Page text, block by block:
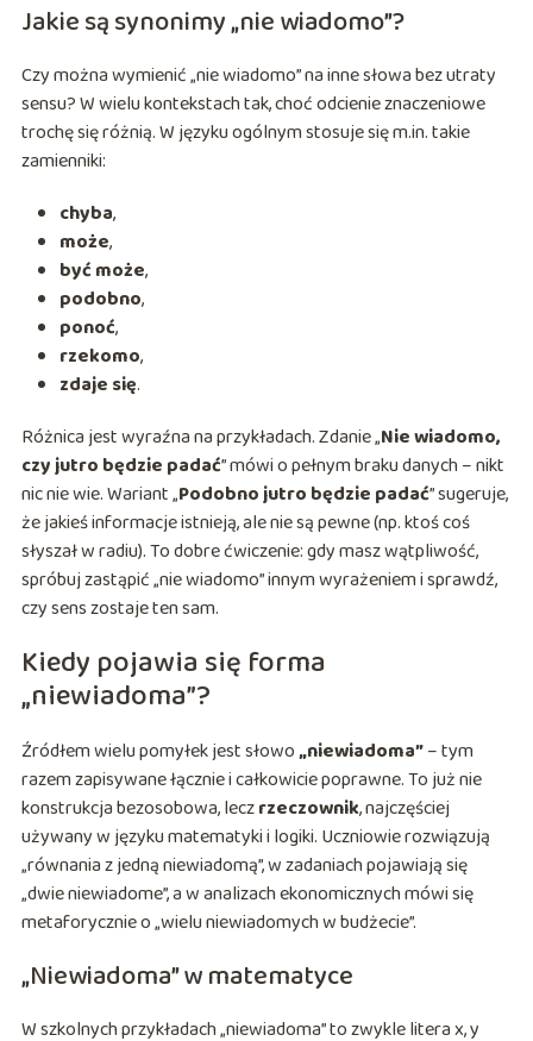
Jakie są synonimy „nie wiadomo”?
Czy można wymienić „nie wiadomo” na inne słowa bez utraty
sensu? W wielu kontekstach tak, choć odcienie znaczeniowe
trochę się różnią. W języku ogólnym stosuje się m.in. takie
zamienniki:
chyba,
może,
być może,
podobno,
ponoć,
rzekomo,
zdaje się.
Różnica jest wyraźna na przykładach. Zdanie „Nie wiadomo,
czy jutro będzie padać” mówi o pełnym braku danych – nikt
nic nie wie. Wariant „Podobno jutro będzie padać” sugeruje,
że jakieś informacje istnieją, ale nie są pewne (np. ktoś coś
słyszał w radiu). To dobre ćwiczenie: gdy masz wątpliwość,
spróbuj zastąpić „nie wiadomo” innym wyrażeniem i sprawdź,
czy sens zostaje ten sam.
Kiedy pojawia się forma
„niewiadoma”?
Źródłem wielu pomyłek jest słowo„niewiadoma”– tym
razem zapisywane łącznie i całkowicie poprawne. To już nie
konstrukcja bezosobowa, leczrzeczownik, najczęściej
używany w języku matematyki i logiki. Uczniowie rozwiązują
„równania z jedną niewiadomą”, w zadaniach pojawiają się
„dwie niewiadome”, a w analizach ekonomicznych mówi się
metaforycznie o „wielu niewiadomych w budżecie”.
„Niewiadoma” w matematyce
W szkolnych przykładach „niewiadoma” to zwykle litera x, y